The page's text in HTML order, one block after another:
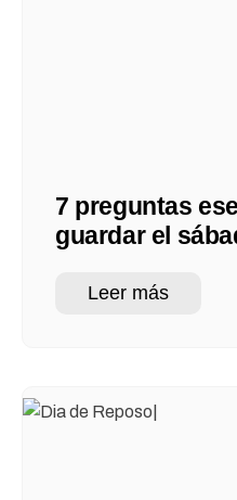
7 preguntas
guardar el
Leer más